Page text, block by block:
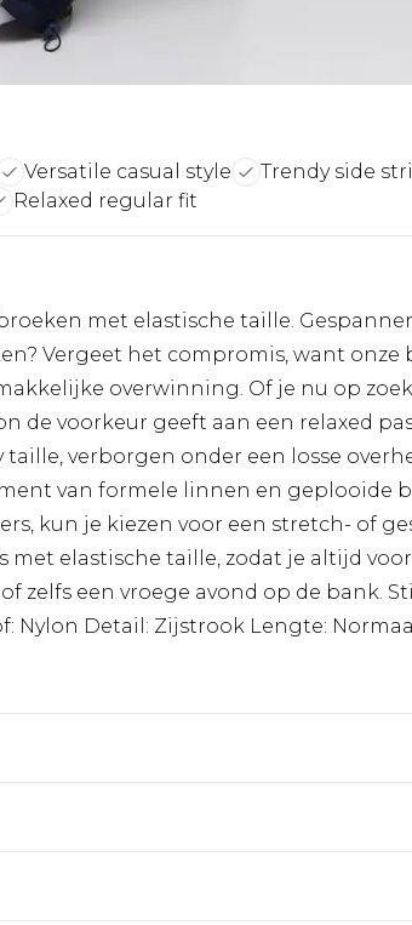
Versatile casual style
Trendy side
Relaxed regular fit
met elastische taille.
Vergeet het compromis, want onze
overwinning. Of je nu op
de voorkeur geeft aan een relaxed
verborgen onder een losse
van formele linnen en geplooide
kun je kiezen voor een stretch- of
met elastische taille, zodat je altijd
zelfs een vroege avond op de bank.
Nylon Detail: Zijstrook Lengte: Normaal